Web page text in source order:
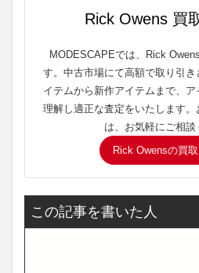
Rick Owens 買
MODESCAPEでは、Rick
す。中古市場にて高額で取り引
イテムから新作アイテムまで、
理解し適正な査定をいたします
は、お気軽にご相談
Rick Owensの買
この記事を書いた人